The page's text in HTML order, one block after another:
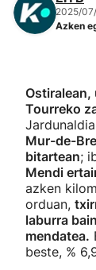
2025/
Azken
Ostiralean,
Tourreko
Jardunaldia
Mur-de-
bitartean;
Mendi
azken
orduan,
laburra
mendatea.
beste, %